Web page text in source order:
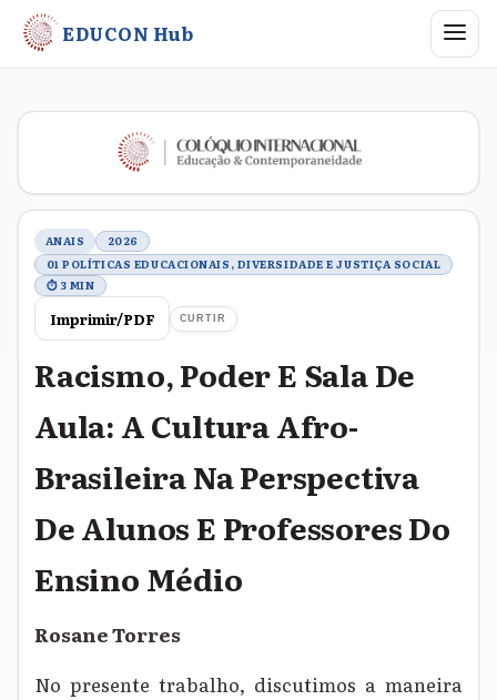
EDUCON Hub Abrir
Metadados do trabalho
ANAIS
2026
01 POLÍTICAS EDUCACIONAIS, DIVERSIDADE E JUSTIÇA SOCIAL
⏱ 3 MIN
Imprimir/PDF CURTIR
Racismo, Poder E Sala De
Aula: A Cultura Afro-
Brasileira Na Perspectiva
De Alunos E Professores Do
Ensino Médio
Rosane Torres
No presente trabalho, discutimos a maneira